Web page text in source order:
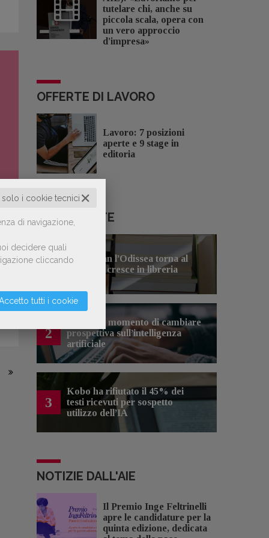
✕
i cookie tecnici
di navigazione,
decidere quali
cliccando
tutti i cookie
tutelare chi, anche su
piccola scala, opera con
un vero approccio
d'impresa»
OFFERTE DI LAVORO
Lavoro: 7 posizioni
aperte e 9 stage in
editoria
LE PIÙ LETTE
1
Con Nolan l’Odissea torna al
cinema e cresce in libreria
2
Forse è il momento di cambiare
prospettiva sull’intelligenza
artificiale
3
Kobo ha rifiutato il 45% dei
testi ricevuti per sospetto
utilizzo dell’IA
NOTIZIE DALL'AIE
Il Premio Inge Feltrinelli
apre le candidature per la
quinta edizione, dedicata